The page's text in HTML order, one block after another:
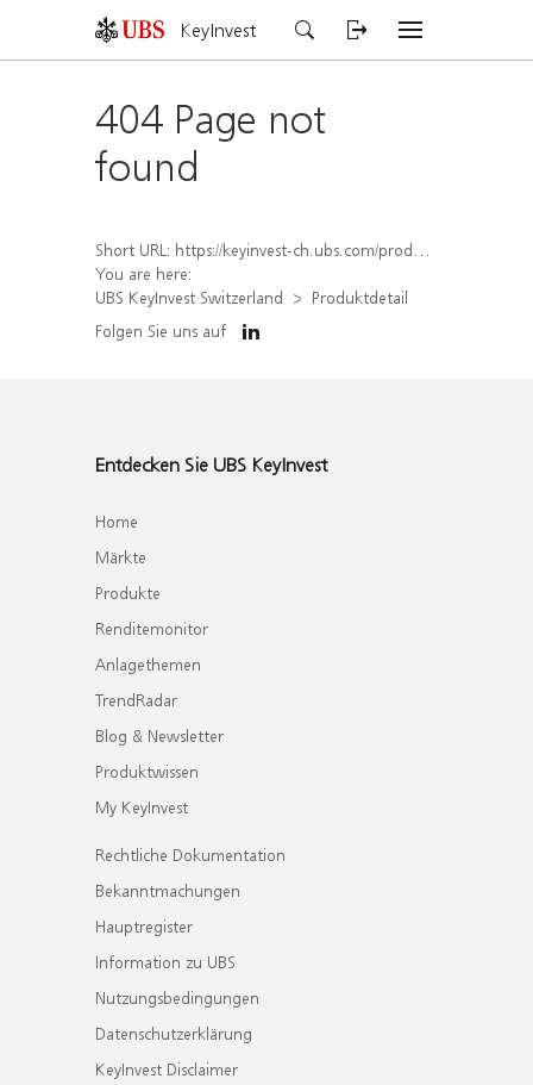
KeyInvest
404 Page not
found
Short URL: https://keyinvest-ch.ubs.com/produkt/detail/index/isin/CH1567418830
You are here:
UBS KeyInvest Switzerland
Produktdetail
Folgen Sie uns auf
Entdecken Sie UBS KeyInvest
Home
Märkte
Produkte
Renditemonitor
Anlagethemen
TrendRadar
Blog & Newsletter
Produktwissen
My KeyInvest
Rechtliche Dokumentation
Bekanntmachungen
Hauptregister
Information zu UBS
Nutzungsbedingungen
Datenschutzerklärung
KeyInvest Disclaimer